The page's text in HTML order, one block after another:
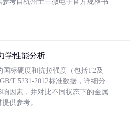
学性能分析
标硬度和抗拉强度（包括T2及
T 5231-2012标准数据，详细分
因素，并对比不同状态下的金属
供参考。